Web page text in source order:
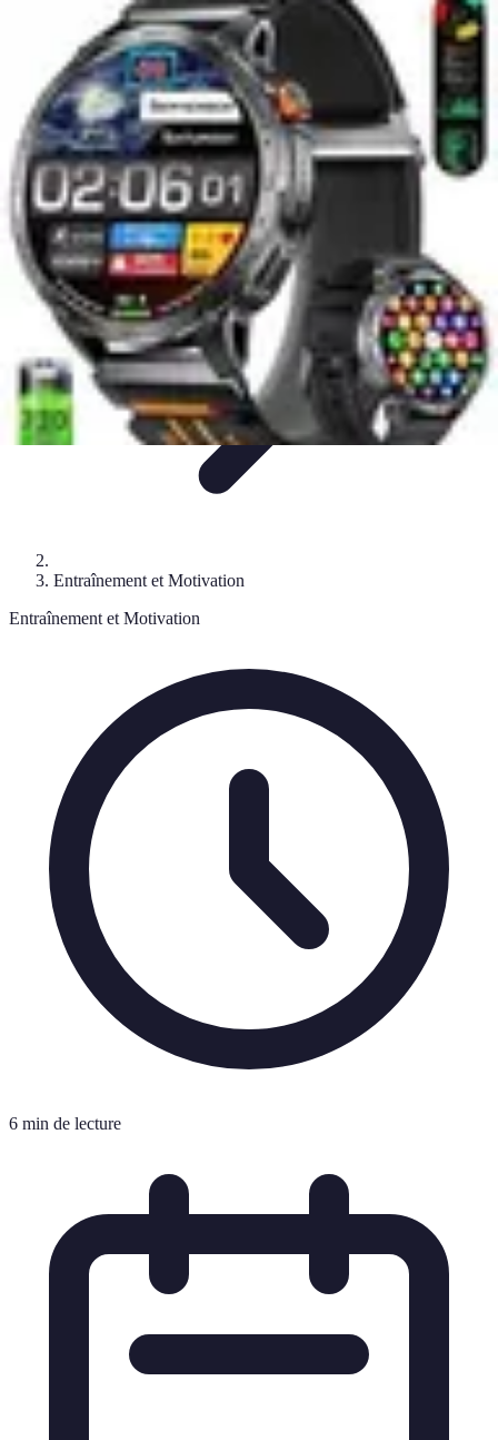
Courses Rapides
EntraînementAnalyse de Performance Optimisation des
PerformancesPerformanceConseils Entraînement
Courses Rapides
Entraînement et Motivation
Entraînement et Motivation
6 min de lecture